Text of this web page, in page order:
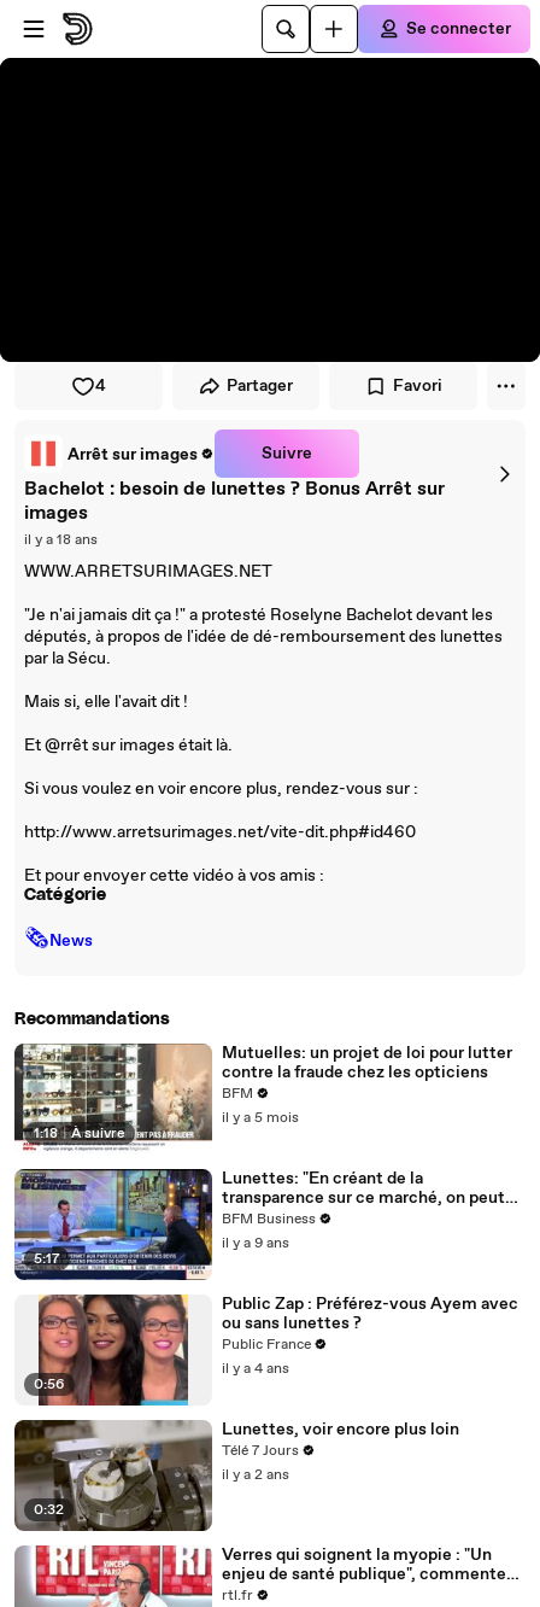
Passer au player
Passer au contenu principal
Se connecter
4 Partager Favori
Arrêt sur images Suivre
Bachelot : besoin de lunettes ? Bonus Arrêt sur
images
il y a 18 ans
WWW.ARRETSURIMAGES.NET
"Je n'ai jamais dit ça !" a protesté Roselyne Bachelot devant les
députés, à propos de l'idée de dé-remboursement des lunettes
par la Sécu.
Mais si, elle l'avait dit !
Et @rrêt sur images était là.
Si vous voulez en voir encore plus, rendez-vous sur :
http://www.arretsurimages.net/vite-dit.php#id460
Et pour envoyer cette vidéo à vos amis :
Catégorie
🗞News
Recommandations
1:18 | À suivre
Mutuelles: un projet de loi pour lutter
contre la fraude chez les opticiens
BFM
il y a 5 mois
5:17
Lunettes: "En créant de la
transparence sur ce marché, on peut
faire baisser les prix", Mathias Matallah
– 28/11
BFM Business
il y a 9 ans
0:56
Public Zap : Préférez-vous Ayem avec
ou sans lunettes ?
Public France
il y a 4 ans
0:32
Lunettes, voir encore plus loin
Télé 7 Jours
il y a 2 ans
Verres qui soignent la myopie : "Un
enjeu de santé publique", commente
une ophtalmo
rtl.fr